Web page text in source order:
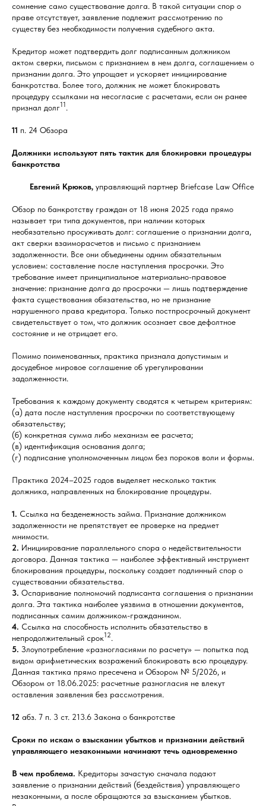
сомнение само существование долга. В такой ситуации спор о
праве отсутствует, заявление подлежит рассмотрению по
существу без необходимости получения судебного акта.
Кредитор может подтвердить долг подписанным должником
актом сверки, письмом с признанием в нем долга, соглашением о
признании долга. Это упрощает и ускоряет инициирование
банкротства. Более того, должник не может блокировать
процедуру ссылками на несогласие с расчетами, если он ранее
признал долг11.
11 п. 24 Обзора
Должники используют пять тактик для блокировки процедуры
банкротства
Евгений Крюков, управляющий партнер Briefcase Law Office
Обзор по банкротству граждан от 18 июня 2025 года прямо
называет три типа документов, при наличии которых
необязательно просуживать долг: соглашение о признании долга,
акт сверки взаиморасчетов и письмо с признанием
задолженности. Все они объединены одним обязательным
условием: составление после наступления просрочки. Это
требование имеет принципиальное материально-правовое
значение: признание долга до просрочки — лишь подтверждение
факта существования обязательства, но не признание
нарушенного права кредитора. Только постпросрочный документ
свидетельствует о том, что должник осознает свое дефолтное
состояние и не отрицает его.
Помимо поименованных, практика признала допустимым и
досудебное мировое соглашение об урегулировании
задолженности.
Требования к каждому документу сводятся к четырем критериям:
(а) дата после наступления просрочки по соответствующему
обязательству;
(б) конкретная сумма либо механизм ее расчета;
(в) идентификация основания долга;
(г) подписание уполномоченным лицом без пороков воли и формы.
Практика 2024–2025 годов выделяет несколько тактик
должника, направленных на блокирование процедуры.
1. Ссылка на безденежность займа. Признание должником
задолженности не препятствует ее проверке на предмет
мнимости.
2. Инициирование параллельного спора о недействительности
договора. Данная тактика — наиболее эффективный инструмент
блокирования процедуры, поскольку создает подлинный спор о
существовании обязательства.
3. Оспаривание полномочий подписанта соглашения о признании
долга. Эта тактика наиболее уязвима в отношении документов,
подписанных самим должником-гражданином.
4. Ссылка на способность исполнить обязательство в
непродолжительный срок12.
5. Злоупотребление «разногласиями по расчету» — попытка под
видом арифметических возражений блокировать всю процедуру.
Данная тактика прямо пресечена и Обзором № 5/2026, и
Обзором от 18.06.2025: расчетные разногласия не влекут
оставления заявления без рассмотрения.
12 абз. 7 п. 3 ст. 213.6 Закона о банкротстве
Сроки по искам о взыскании убытков и признании действий
управляющего незаконными начинают течь одновременно
В чем проблема. Кредиторы зачастую сначала подают
заявление о признании действий (бездействия) управляющего
незаконными, а после обращаются за взысканием убытков.